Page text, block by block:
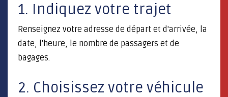
1. Indiquez votre trajet
Renseignez votre adresse de départ et d'arrivée, la
date, l'heure, le nombre de passagers et de
bagages.
2. Choisissez votre véhicule